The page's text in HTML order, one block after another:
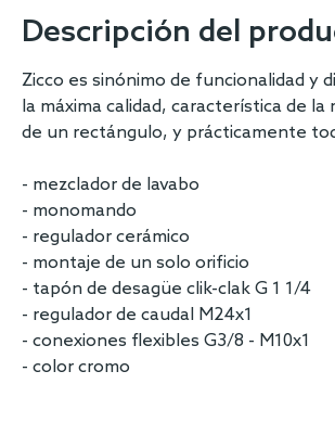
Descripción del
Zicco es sinónimo de funcionalidad
la máxima calidad, característica de
de un rectángulo, y prácticamente
- mezclador de lavabo
- monomando
- regulador cerámico
- montaje de un solo orificio
- tapón de desagüe clik-clak G 1 1/4
- regulador de caudal M24x1
- conexiones flexibles G3/8 - M10x1
- color cromo